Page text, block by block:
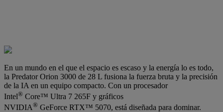
En un mundo en el que el espacio es escaso y la energía lo es todo,
la Predator Orion 3000 de 28 L fusiona la fuerza bruta y la precisión
de la IA en un equipo compacto. Con un procesador
Intel® Core™ Ultra 7 265F y gráficos
NVIDIA® GeForce RTX™ 5070, está diseñada para dominar.